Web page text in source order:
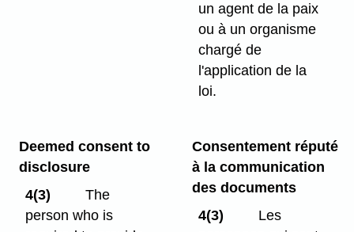
un agent de la paix
ou à un organisme
chargé de
l'application de la
loi.
Deemed consent to
disclosure
4(3)
The
person who is
Consentement réputé
à la communication
des documents
4(3)
Les